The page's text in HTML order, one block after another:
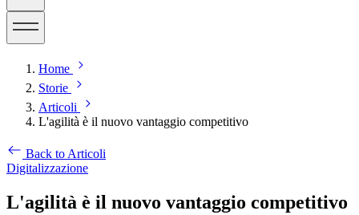
Home
Storie
Articoli
L'agilità è il nuovo vantaggio competitivo
Back to Articoli
Digitalizzazione
L'agilità è il nuovo vantaggio competitivo